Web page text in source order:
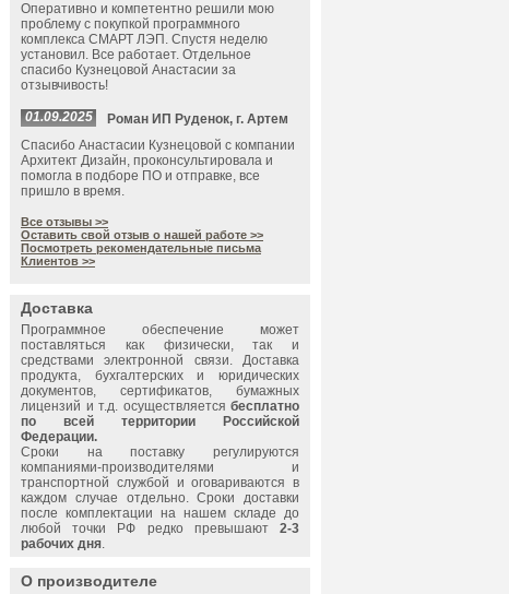
Оперативно и компетентно решили мою
проблему с покупкой программного
комплекса СМАРТ ЛЭП. Спустя неделю
установил. Все работает. Отдельное
спасибо Кузнецовой Анастасии за
отзывчивость!
01.09.2025
Роман ИП Руденок, г. Артем
Спасибо Анастасии Кузнецовой с компании
Архитект Дизайн, проконсультировала и
помогла в подборе ПО и отправке, все
пришло в время.
Все отзывы >>
Оставить свой отзыв о нашей работе >>
Посмотреть рекомендательные письма
Клиентов >>
Доставка
Программное обеспечение может
поставляться как физически, так и
средствами электронной связи. Доставка
продукта, бухгалтерских и юридических
документов, сертификатов, бумажных
лицензий и т.д. осуществляется бесплатно
по всей территории Российской
Федерации.
Сроки на поставку регулируются
компаниями-производителями и
транспортной службой и оговариваются в
каждом случае отдельно. Сроки доставки
после комплектации на нашем складе до
любой точки РФ редко превышают 2-3
рабочих дня.
О производителе